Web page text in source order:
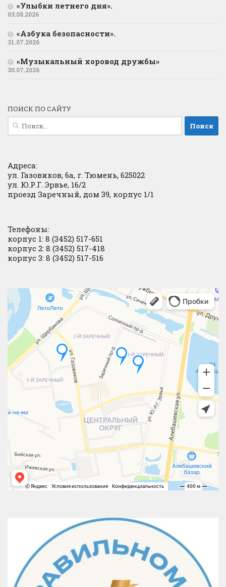
«Улыбки летнего дня».
03.08.2026
«Азбука безопасности».
31.07.2026
«Музыкальный хоровод дружбы»
30.07.2026
ПОИСК ПО САЙТУ
Найти:
Адреса:
ул. Газовиков, 6а, г. Тюмень, 625022
ул. Ю.Р.Г. Эрвье, 16/2
проезд Заречный, дом 39, корпус 1/1
Телефоны:
корпус 1: 8 (3452) 517-651
корпус 2: 8 (3452) 517-418
корпус 3: 8 (3452) 517-516